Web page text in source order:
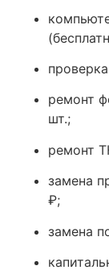
ремонт
шт.;
ремонт
замена
₽;
замена